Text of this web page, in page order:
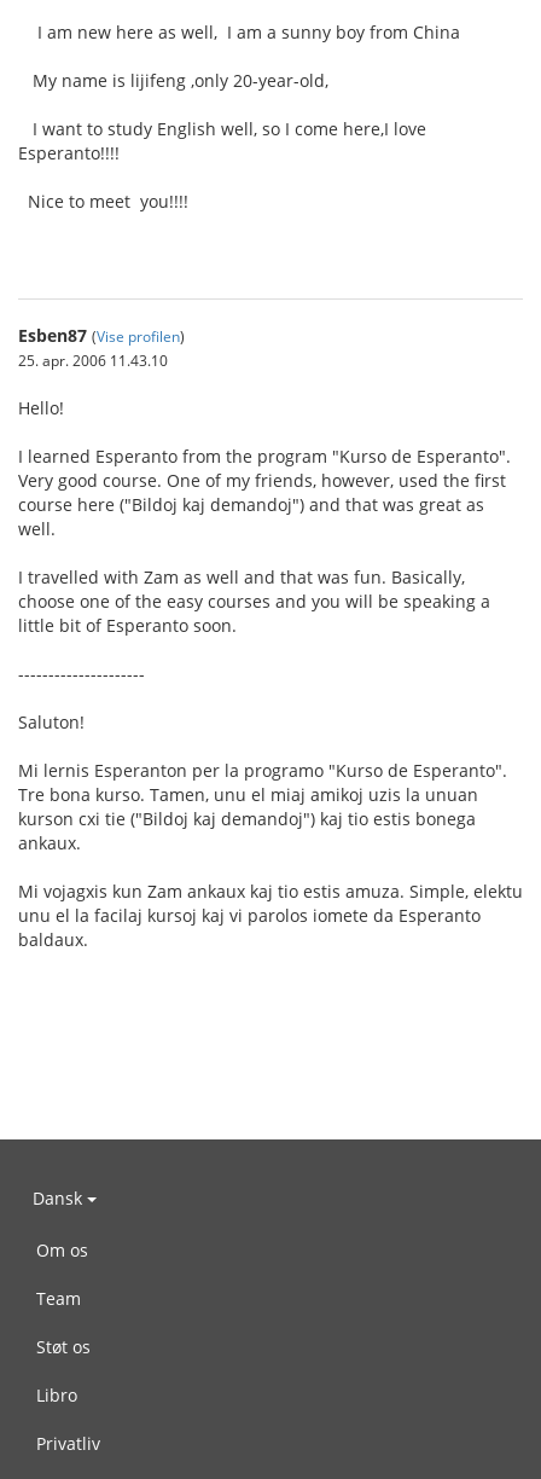
I am new here as well, I am a sunny boy from China
My name is lijifeng ,only 20-year-old,
I want to study English well, so I come here,I love
Esperanto!!!!
Nice to meet you!!!!
Esben87 (Vise profilen)
25. apr. 2006 11.43.10
Hello!
I learned Esperanto from the program "Kurso de Esperanto".
Very good course. One of my friends, however, used the first
course here ("Bildoj kaj demandoj") and that was great as
well.
I travelled with Zam as well and that was fun. Basically,
choose one of the easy courses and you will be speaking a
little bit of Esperanto soon.
---------------------
Saluton!
Mi lernis Esperanton per la programo "Kurso de Esperanto".
Tre bona kurso. Tamen, unu el miaj amikoj uzis la unuan
kurson cxi tie ("Bildoj kaj demandoj") kaj tio estis bonega
ankaux.
Mi vojagxis kun Zam ankaux kaj tio estis amuza. Simple, elektu
unu el la facilaj kursoj kaj vi parolos iomete da Esperanto
baldaux.
Dansk
Om os
Team
Støt os
Libro
Privatliv